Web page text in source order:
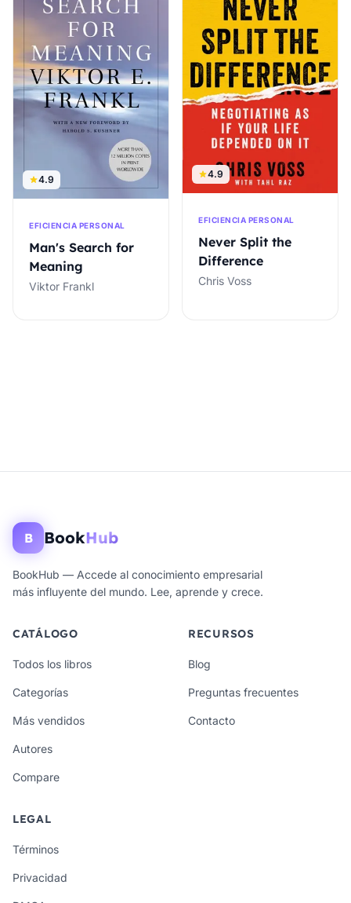
4.9
EFICIENCIA PERSONAL
Man's Search for
Meaning
Viktor Frankl
4.9
EFICIENCIA PERSONAL
Never Split the
Difference
Chris Voss
B BookHub
BookHub — Accede al conocimiento empresarial
más influyente del mundo. Lee, aprende y crece.
CATÁLOGO
Todos los libros
Categorías
Más vendidos
Autores
Compare
RECURSOS
Blog
Preguntas frecuentes
Contacto
LEGAL
Términos
Privacidad